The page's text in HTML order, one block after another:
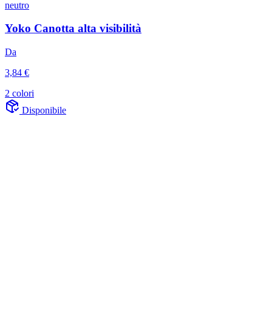
Yoko Canotta alta visibilità
Da
3,84 €
2 colori
Disponibile